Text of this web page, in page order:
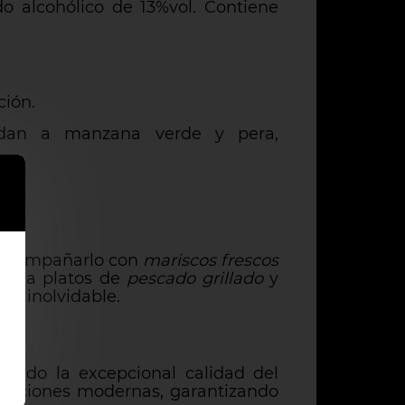
alcohólico de 13%vol. Contiene
a manzana verde y pera,
con mariscos frescos
a platos de pescado grilladoy
inolvidable.
la excepcional calidad del
modernas, garantizando